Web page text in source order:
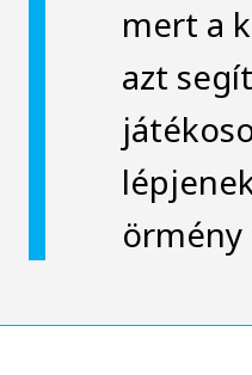
mert a
azt
örmény